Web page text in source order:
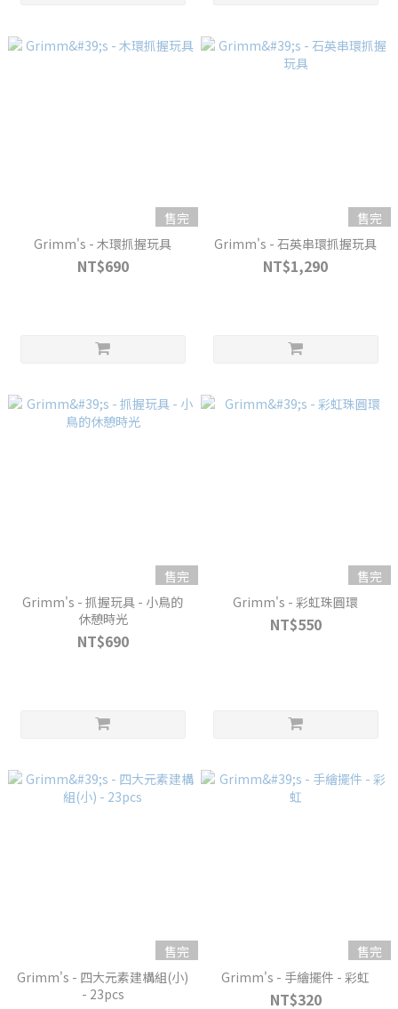
售完
Grimm's - 木環抓握玩具
NT$690
售完
Grimm's - 石英串環抓握玩具
NT$1,290
售完
Grimm's - 抓握玩具 - 小鳥的
休憩時光
NT$690
售完
Grimm's - 彩虹珠圓環
NT$550
售完
Grimm's - 四大元素建構組(小)
- 23pcs
售完
Grimm's - 手繪擺件 - 彩虹
NT$320